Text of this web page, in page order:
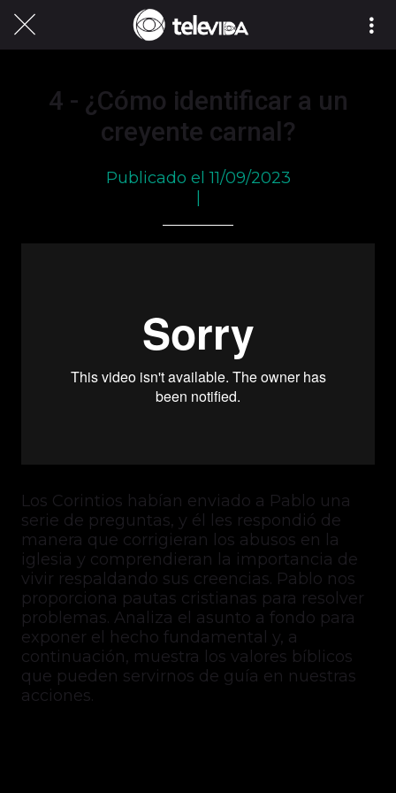
4 - ¿Cómo identificar a un
creyente carnal?
Publicado el 11/09/2023
|
Los Corintios habían enviado a Pablo una
serie de preguntas, y él les respondió de
manera que corrigieran los abusos en la
iglesia y comprendieran la importancia de
vivir respaldando sus creencias. Pablo nos
proporciona pautas cristianas para resolver
problemas. Analiza el asunto a fondo para
exponer el hecho fundamental y, a
continuación, muestra los valores bíblicos
que pueden servirnos de guía en nuestras
acciones.